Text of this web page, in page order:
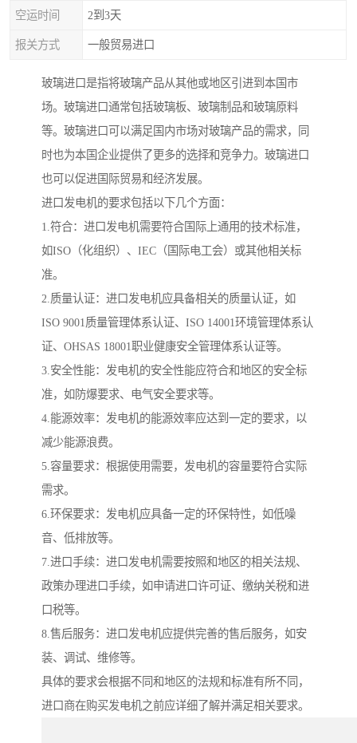
空运时间 2到3天
报关方式 一般贸易进口
玻璃进口是指将玻璃产品从其他或地区引进到本国市
场。玻璃进口通常包括玻璃板、玻璃制品和玻璃原料
等。玻璃进口可以满足国内市场对玻璃产品的需求，同
时也为本国企业提供了更多的选择和竞争力。玻璃进口
也可以促进国际贸易和经济发展。
进口发电机的要求包括以下几个方面：
1.符合：进口发电机需要符合国际上通用的技术标准，
如ISO（化组织）、IEC（国际电工会）或其他相关标
准。
2.质量认证：进口发电机应具备相关的质量认证，如
ISO 9001质量管理体系认证、ISO 14001环境管理体系认
证、OHSAS 18001职业健康安全管理体系认证等。
3.安全性能：发电机的安全性能应符合和地区的安全标
准，如防爆要求、电气安全要求等。
4.能源效率：发电机的能源效率应达到一定的要求，以
减少能源浪费。
5.容量要求：根据使用需要，发电机的容量要符合实际
需求。
6.环保要求：发电机应具备一定的环保特性，如低噪
音、低排放等。
7.进口手续：进口发电机需要按照和地区的相关法规、
政策办理进口手续，如申请进口许可证、缴纳关税和进
口税等。
8.售后服务：进口发电机应提供完善的售后服务，如安
装、调试、维修等。
具体的要求会根据不同和地区的法规和标准有所不同，
进口商在购买发电机之前应详细了解并满足相关要求。